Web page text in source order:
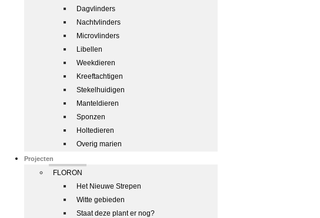
Dagvlinders
Nachtvlinders
Microvlinders
Libellen
Weekdieren
Kreeftachtigen
Stekelhuidigen
Manteldieren
Sponzen
Holtedieren
Overig marien
Projecten
FLORON
Het Nieuwe Strepen
Witte gebieden
Staat deze plant er nog?